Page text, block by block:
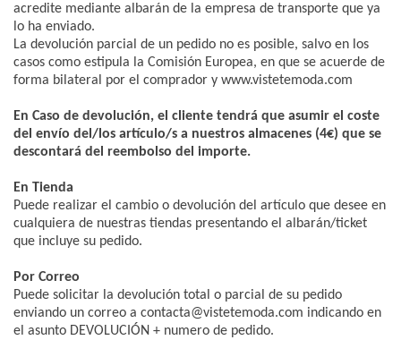
acredite mediante albarán de la empresa de transporte que ya
lo ha enviado.
La devolución parcial de un pedido no es posible, salvo en los
casos como estipula la Comisión Europea, en que se acuerde de
forma bilateral por el comprador y www.vistetemoda.com
En Caso de devolución, el cliente tendrá que asumir el coste
del envío del/los artículo/s a nuestros almacenes (4€) que se
descontará del reembolso del importe.
En Tienda
Puede realizar el cambio o devolución del artículo que desee en
cualquiera de nuestras tiendas presentando el albarán/ticket
que incluye su pedido.
Por Correo
Puede solicitar la devolución total o parcial de su pedido
enviando un correo a contacta@vistetemoda.com indicando en
el asunto DEVOLUCIÓN + numero de pedido.